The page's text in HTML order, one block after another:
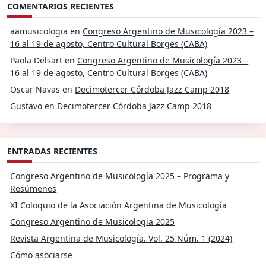
COMENTARIOS RECIENTES
aamusicologia en Congreso Argentino de Musicología 2023 –
16 al 19 de agosto, Centro Cultural Borges (CABA)
Paola Delsart en Congreso Argentino de Musicología 2023 –
16 al 19 de agosto, Centro Cultural Borges (CABA)
Oscar Navas en Decimotercer Córdoba Jazz Camp 2018
Gustavo en Decimotercer Córdoba Jazz Camp 2018
ENTRADAS RECIENTES
Congreso Argentino de Musicología 2025 – Programa y
Resúmenes
XI Coloquio de la Asociación Argentina de Musicología
Congreso Argentino de Musicologia 2025
Revista Argentina de Musicología. Vol. 25 Núm. 1 (2024)
Cómo asociarse